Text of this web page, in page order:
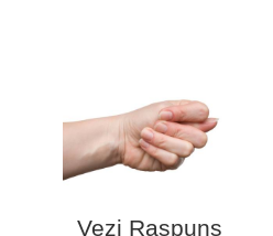
Vezi Raspuns